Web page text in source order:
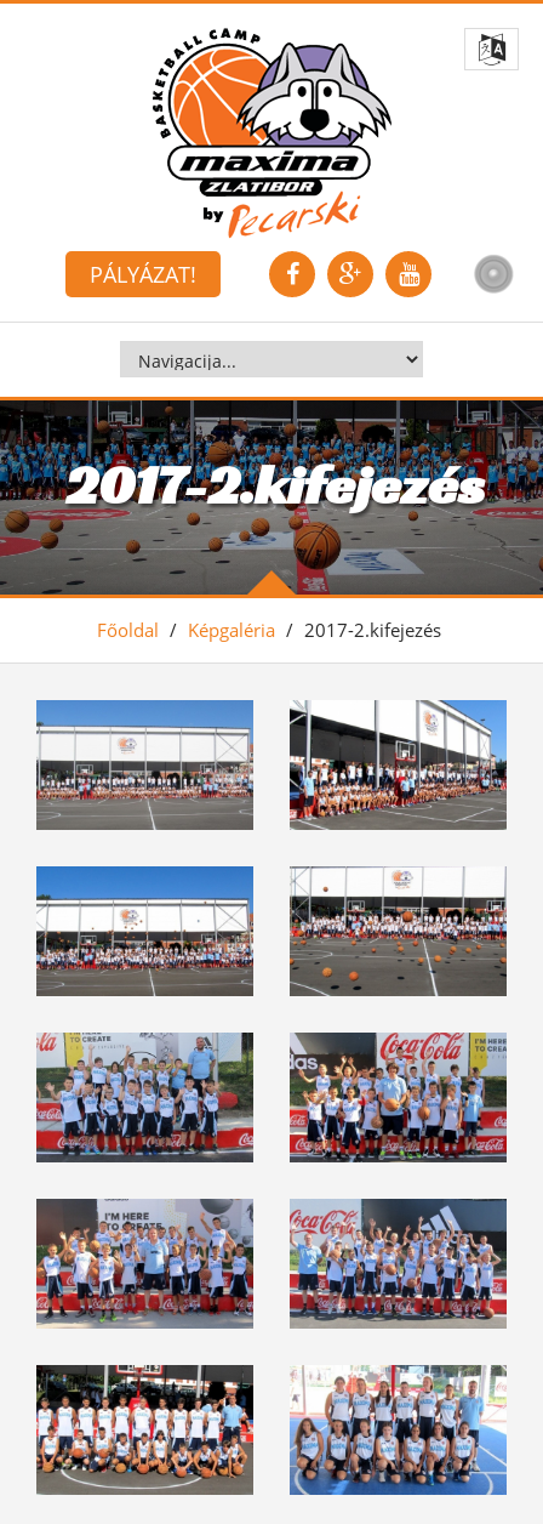
PÁLYÁZAT!
2017-2.kifejezés
Főoldal / Képgaléria / 2017-2.kifejezés